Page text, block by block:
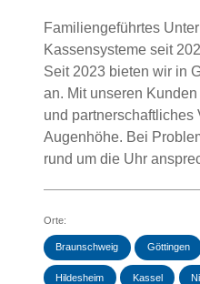
Familiengeführtes
Kassensysteme seit
Seit 2023 bieten wir in
an. Mit unseren
und partnerschaftliches
Augenhöhe. Bei
rund um die Uhr
Orte:
Braunschweig Göttingen
Hildesheim Kassel